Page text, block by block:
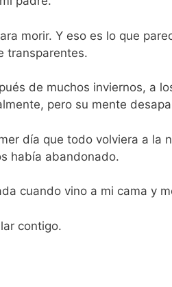
morir. Y eso es lo que
transparentes.
de muchos inviernos, a
pero su mente
día que todo volviera a la
había abandonado.
cuando vino a mi cama y
contigo.